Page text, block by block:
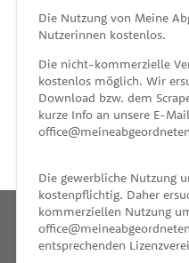
MEINE
Die Nutzung von Meine
Nutzerinnen kostenlos.
Die nicht-kommerzielle
kostenlos möglich. Wir
Download bzw. dem
kurze Info an unsere E-
Die gewerbliche Nutzung
kostenpflichtig. Daher
kommerziellen Nutzung
entsprechenden